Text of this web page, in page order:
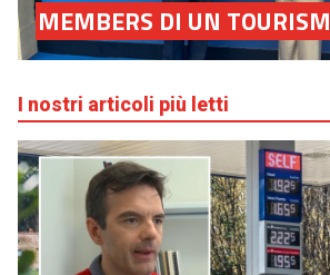
MEMBERS DI UN TOURISM
I nostri articoli più letti